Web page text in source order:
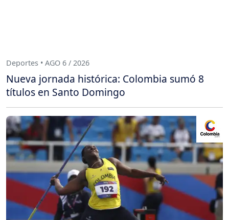
Deportes • AGO 6 / 2026
Nueva jornada histórica: Colombia sumó 8
títulos en Santo Domingo